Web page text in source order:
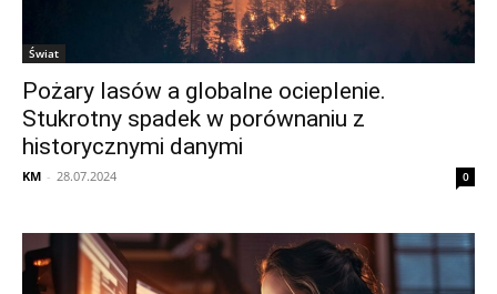
Świat
Pożary lasów a globalne ocieplenie.
Stukrotny spadek w porównaniu z
historycznymi danymi
KM - 28.07.2024 0